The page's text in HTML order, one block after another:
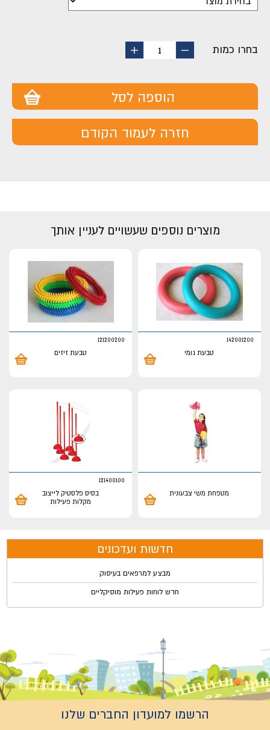
בחרו כמות
החסר
1
הוסף
הוספה לסל
חזרה לעמוד הקודם
מוצרים נוספים שעשויים לעניין אותך
142001200
טבעת גומי
121200200
טבעת זיזים
מטפחת משי צבעונית
121400100
בסיס פלסטיק לייצוב
מקלות פעילות
חדשות ועדכונים
מבצע למרפאים בעיסוק
חדש לוחות פעילות מוסיקליים
הרשמו למועדון החברים שלנו